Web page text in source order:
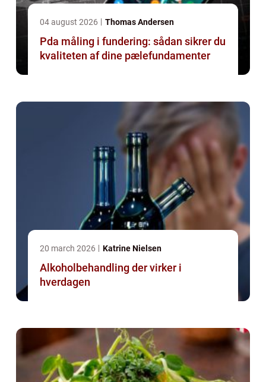
04 august 2026 Thomas Andersen
Pda måling i fundering: sådan sikrer du
kvaliteten af dine pælefundamenter
20 march 2026 Katrine Nielsen
Alkoholbehandling der virker i
hverdagen